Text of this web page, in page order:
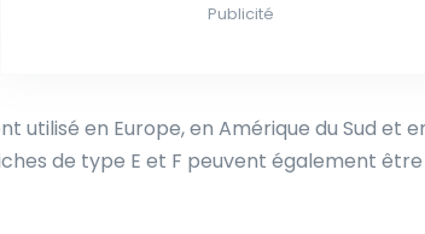
Publicité
en Europe, en Amérique du Sud et
de type E et F peuvent également être